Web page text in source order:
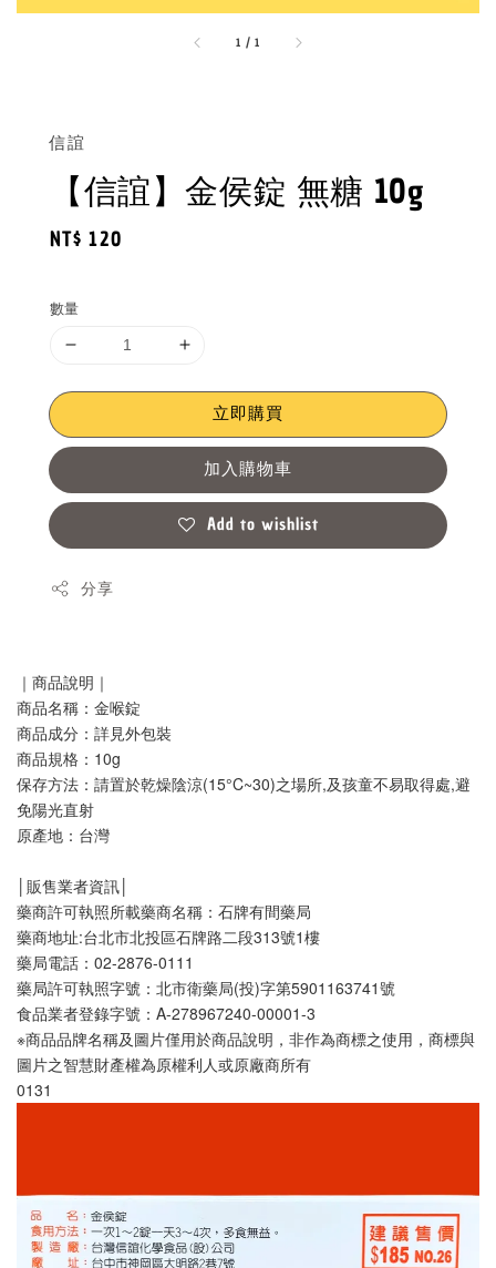
1 /1
信誼
【信誼】金侯錠 無糖 10g
Regular
NT$ 120
數量
立即購買
加入購物車
Add to wishlist
分享
｜商品說明｜
商品名稱：金喉錠
商品成分：詳見外包裝
商品規格：10g
保存方法：請置於乾燥陰涼(15°C~30)之場所,及孩童不易取得處,避
免陽光直射
原產地：台灣
│販售業者資訊│
藥商許可執照所載藥商名稱：石牌有間藥局
藥商地址:台北市北投區石牌路二段313號1樓
藥局電話：02-2876-0111
藥局許可執照字號：北市衛藥局(投)字第5901163741號
食品業者登錄字號：A-278967240-00001-3
※商品品牌名稱及圖片僅用於商品說明，非作為商標之使用，商標與
圖片之智慧財產權為原權利人或原廠商所有
0131